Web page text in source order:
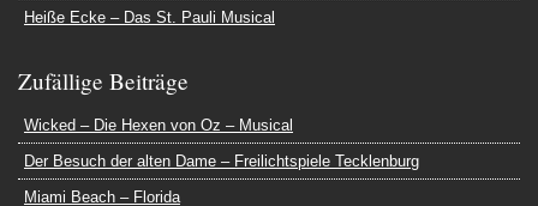
Heiße Ecke – Das St. Pauli Musical
Zufällige Beiträge
Wicked – Die Hexen von Oz – Musical
Der Besuch der alten Dame – Freilichtspiele Tecklenburg
Miami Beach – Florida